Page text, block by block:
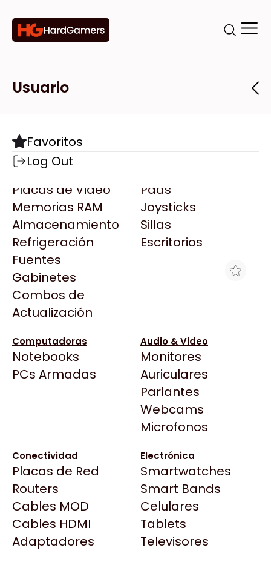
Categorías
Componentes
Motherboards
Microprocesadores
Placas de Video
Memorias RAM
Almacenamiento
Refrigeración
Fuentes
Gabinetes
Combos de
Actualización
Pads
Joysticks
Sillas
Escritorios
Computadoras
Notebooks
PCs Armadas
Audio & Video
Monitores
Auriculares
Parlantes
Webcams
Microfonos
Conectividad
Placas de Red
Routers
Cables MOD
Cables HDMI
Adaptadores
Electrónica
Smartwatches
Smart Bands
Celulares
Tablets
Televisores
Marcas
Todas las Marcas
AMD
AULA
Acer
Adata
AeroCool
Antec
Arkham
Asrock
BenQ
CX
Cooler Master
Deepcool
Dell
EVGA
Gamemax
Genesis
Genius
Tiendas
Destacadas
Todas las Tiendas
Click Gaming
Compufan Store
Dinobyte
Full H4rd
Gaming City
Gezatek
Usuario
Favoritos
Log Out
AURICULAR C/ MICROFONO GENIUS
HS-200C (5439)
$7.779
Ver producto en la página de BracaTech